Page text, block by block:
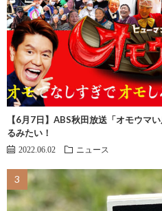
【6月7日】ABS秋田放送「オモウマ
るみたい！
2022.06.02 ニュース